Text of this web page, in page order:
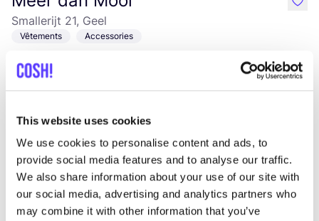
This website uses cookies
We use cookies to personalise content and ads, to
provide social media features and to analyse our traffic.
We also share information about your use of our site with
our social media, advertising and analytics partners who
may combine it with other information that you’ve
Smallerijt 21, Geel
Vêtements Accessories
Ajouter à l'itinéraire Visiter la boutique en ligne
like